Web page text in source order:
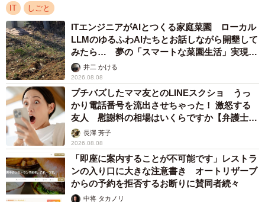
（63.2%）、「30代」（62.4％）、「50代」（53.5%）と
続きました。
IT しごと
ITエンジニアがAIとつくる家庭菜園 ローカル
LLMのゆるふわAIたちとお話しながら開墾して
みたら… 夢の「スマートな菜園生活」実現な
るか井二 かける
2026.08.08
プチバズしたママ友とのLINEスクショ うっ
かり電話番号を流出させちゃった！ 激怒する
友人 慰謝料の相場はいくらですか【弁護士が
解説】長澤 芳子
2026.08.08
「即座に案内することが不可能です」レストラ
ンの入り口に大きな注意書き オートリザーブ
からの予約を拒否するお断りに賛同者続々
中将 タカノリ